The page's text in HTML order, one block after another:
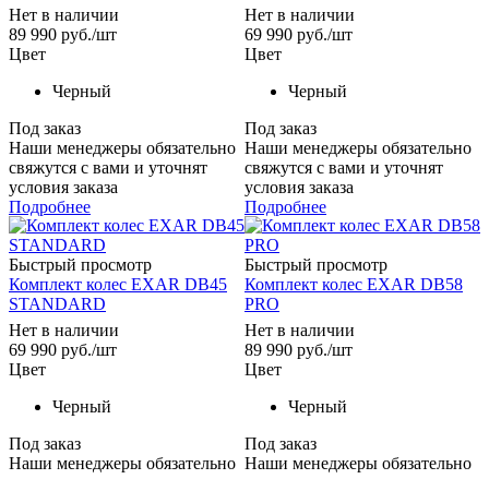
Нет в наличии
89 990 руб./шт
Цвет
Черный
Под заказ
Наши менеджеры обязательно
свяжутся с вами и уточнят
условия заказа
Подробнее
Нет в наличии
69 990 руб./шт
Цвет
Черный
Под заказ
Наши менеджеры обязательно
свяжутся с вами и уточнят
условия заказа
Подробнее
Быстрый просмотр
Комплект колес EXAR DB45
STANDARD
Нет в наличии
69 990 руб./шт
Цвет
Черный
Под заказ
Наши менеджеры обязательно
Быстрый просмотр
Комплект колес EXAR DB58
PRO
Нет в наличии
89 990 руб./шт
Цвет
Черный
Под заказ
Наши менеджеры обязательно